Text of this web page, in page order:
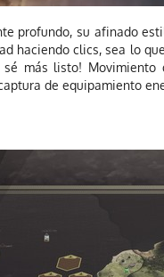
profundo, su afinado
haciendo clics, sea lo
sé más listo! Movimiento
de equipamiento